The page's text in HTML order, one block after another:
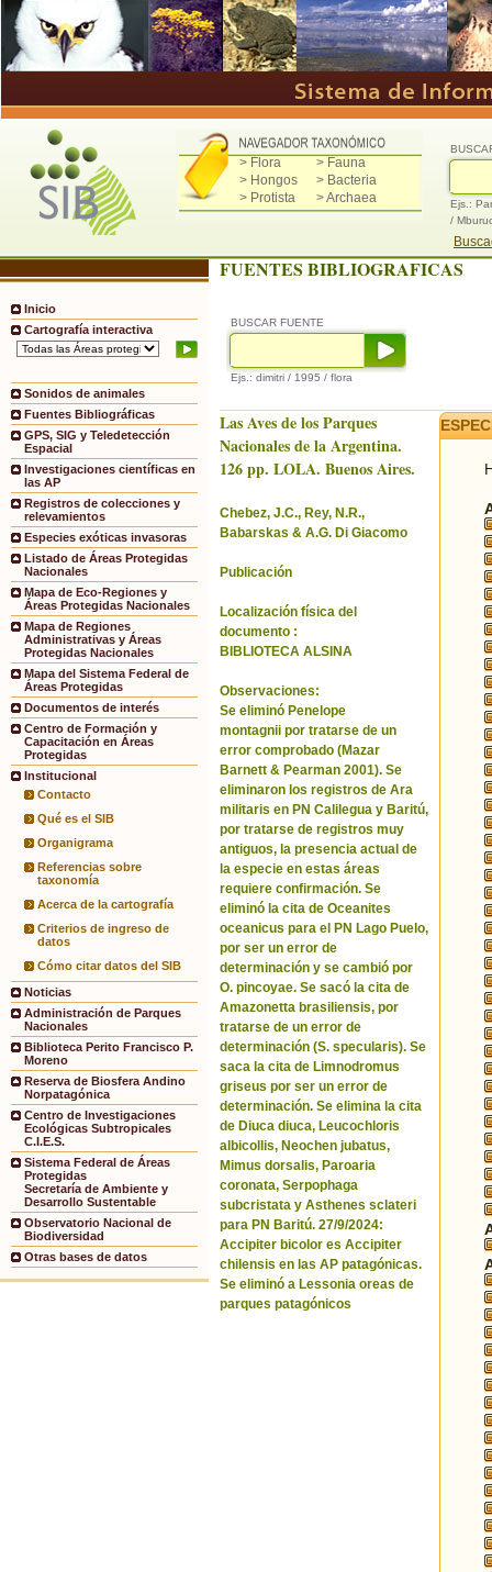
> Flora
> Fauna
> Hongos
> Bacteria
> Protista
> Archaea
Ejs.:
/
Inicio
Cartografía interactiva
Sonidos de animales
Fuentes Bibliográficas
GPS, SIG y Teledetección
Espacial
Investigaciones científicas en
las AP
Registros de colecciones y
relevamientos
Especies exóticas invasoras
Listado de Áreas Protegidas
Nacionales
Mapa de Eco-Regiones y
Áreas Protegidas Nacionales
Mapa de Regiones
Administrativas y Áreas
Protegidas Nacionales
Mapa del Sistema Federal de
Áreas Protegidas
Documentos de interés
Centro de Formación y
Capacitación en Áreas
Protegidas
Institucional
Contacto
Qué es el SIB
Organigrama
Referencias sobre
taxonomía
Acerca de la cartografía
Criterios de ingreso de
datos
Cómo citar datos del SIB
Noticias
Administración de Parques
Nacionales
Biblioteca Perito Francisco P.
Moreno
Reserva de Biosfera Andino
Norpatagónica
Centro de Investigaciones
Ecológicas Subtropicales
C.I.E.S.
Sistema Federal de Áreas
Protegidas
Secretaría de Ambiente y
Desarrollo Sustentable
Observatorio Nacional de
Biodiversidad
Otras bases de datos
FUENTES BIBLIOGRAFICAS
BUSCAR FUENTE
Ejs.: dimitri / 1995 / flora
Las Aves de los Parques
Nacionales de la Argentina.
126 pp. LOLA. Buenos Aires.
Chebez, J.C., Rey, N.R.,
Babarskas & A.G. Di Giacomo
Publicación
Localización física del
documento :
BIBLIOTECA ALSINA
Observaciones:
Se eliminó Penelope
montagnii por tratarse de un
error comprobado (Mazar
Barnett & Pearman 2001). Se
eliminaron los registros de Ara
militaris en PN Calilegua y Baritú,
por tratarse de registros muy
antiguos, la presencia actual de
la especie en estas áreas
requiere confirmación. Se
eliminó la cita de Oceanites
oceanicus para el PN Lago Puelo,
por ser un error de
determinación y se cambió por
O. pincoyae. Se sacó la cita de
Amazonetta brasiliensis, por
tratarse de un error de
determinación (S. specularis). Se
saca la cita de Limnodromus
griseus por ser un error de
determinación. Se elimina la cita
de Diuca diuca, Leucochloris
albicollis, Neochen jubatus,
Mimus dorsalis, Paroaria
coronata, Serpophaga
subcristata y Asthenes sclateri
para PN Baritú. 27/9/2024:
Accipiter bicolor es Accipiter
chilensis en las AP patagónicas.
Se eliminó a Lessonia oreas de
parques patagónicos